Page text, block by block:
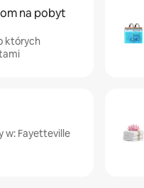
na pobyt
których
w: Fayetteville